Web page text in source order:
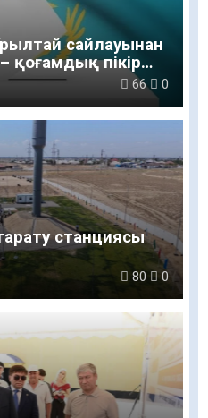
сайлауынан
қоғамдық пікір
66 0
станциясы
80 0